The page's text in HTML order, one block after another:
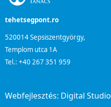
tehetsegpont.ro
520014 Sepsiszentgyörgy,
Templom utca 1A
Tel.: +40 267 351 959
Webfejlesztés: Digital Studio